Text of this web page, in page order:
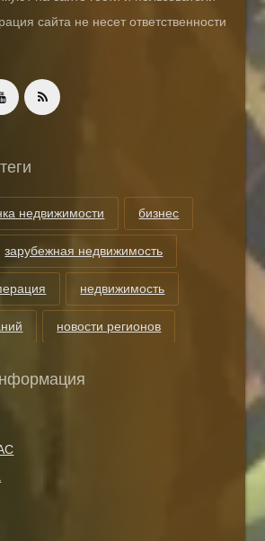
сайта не несет ответственности
недвижимости бизнес
зарубежная недвижимость
недвижимость
новости регионов